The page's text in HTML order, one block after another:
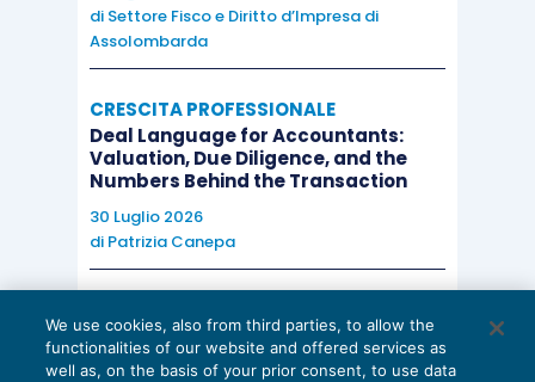
di Settore Fisco e Diritto d’Impresa di
Assolombarda
CRESCITA PROFESSIONALE
Deal Language for Accountants:
Valuation, Due Diligence, and the
Numbers Behind the Transaction
30 Luglio 2026
di Patrizia Canepa
EU AI Act e studi professionali: le
scadenze concrete
We use cookies, also from third parties, to allow the
functionalities of our website and offered services as
well as, on the basis of your prior consent, to use data